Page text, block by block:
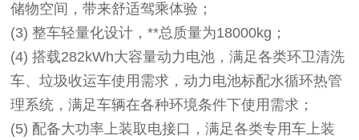
储物空间，带来舒适驾乘体验；
(3)整车轻量化设计，**总质量为18000kg；
(4)搭载282kWh大容量动力电池，满足各类环卫清洗
车、垃圾收运车使用需求，动力电池标配水循环热管
理系统，满足车辆在各种环境条件下使用需求；
(5) 配备大功率上装取电接口，满足各类专用车上装